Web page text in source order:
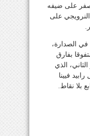
الثانية، عقب تغلبه 3 – صفر على ضيفه
النرويجي على
الصدارة،
بفارق
الذي
فيينا
بلا نقاط.